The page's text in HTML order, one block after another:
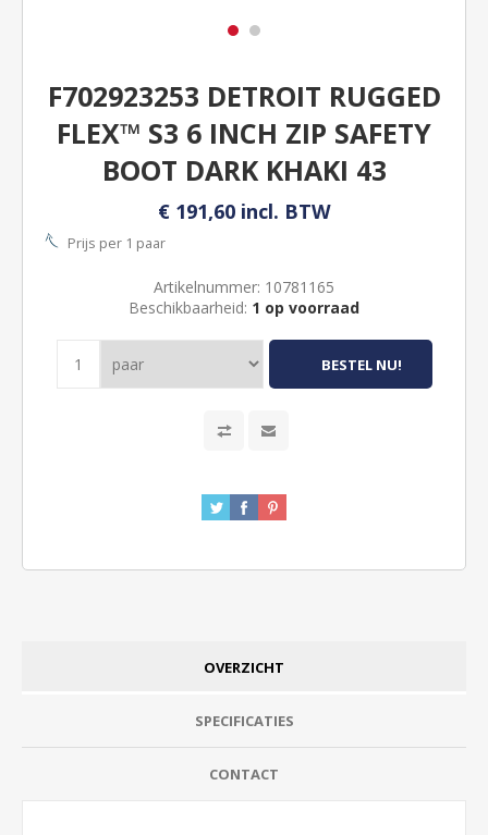
F702923253 DETROIT RUGGED
FLEX™ S3 6 INCH ZIP SAFETY
BOOT DARK KHAKI 43
€ 191,60 incl. BTW
Prijs per 1 paar
Artikelnummer: 10781165
Beschikbaarheid: 1 op voorraad
OVERZICHT
SPECIFICATIES
CONTACT